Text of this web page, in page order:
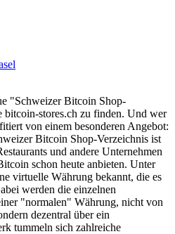
"Schweizer Bitcoin Shop-
bitcoin-stores.ch zu finden. Und wer
von einem besonderen Angebot:
Bitcoin Shop-Verzeichnis ist
und andere Unternehmen
schon heute anbieten. Unter
virtuelle Währung bekannt, die es
werden die einzelnen
"normalen" Währung, nicht von
dezentral über ein
tummeln sich zahlreiche